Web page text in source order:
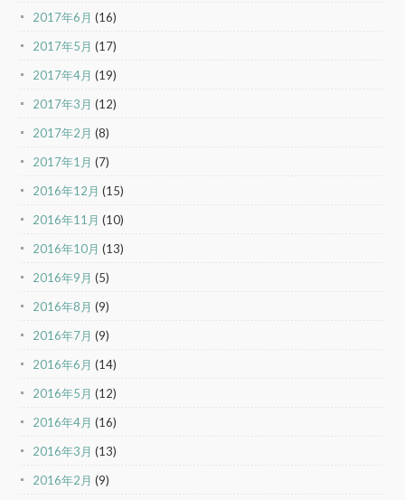
2017年6月 (16)
2017年5月 (17)
2017年4月 (19)
2017年3月 (12)
2017年2月 (8)
2017年1月 (7)
2016年12月 (15)
2016年11月 (10)
2016年10月 (13)
2016年9月 (5)
2016年8月 (9)
2016年7月 (9)
2016年6月 (14)
2016年5月 (12)
2016年4月 (16)
2016年3月 (13)
2016年2月 (9)